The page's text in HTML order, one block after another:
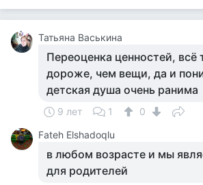
Татьяна Васькина
Переоценка ценностей, всё
дороже, чем вещи, да и
детская душа очень ранима
9 лет 1
0
Fateh Elshadoqlu
в любом возрасте и мы
для родителей